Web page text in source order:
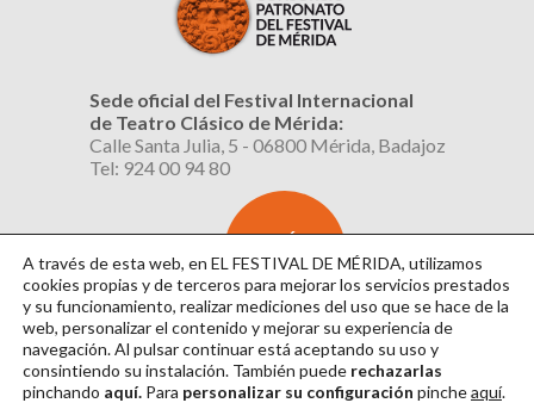
Sede oficial del Festival Internacional
de Teatro Clásico de Mérida:
Calle Santa Julia, 5 - 06800 Mérida, Badajoz
Tel: 924 00 94 80
SUSCRÍBETE
AL BOLETÍN
A través de esta web, en EL FESTIVAL DE MÉRIDA, utilizamos
cookies propias y de terceros para mejorar los servicios prestados
y su funcionamiento, realizar mediciones del uso que se hace de la
web, personalizar el contenido y mejorar su experiencia de
navegación. Al pulsar continuarestá aceptando su uso y
consintiendo su instalación. También puede rechazarlas
pinchando aquí. Para personalizar su configuración pincheaquí.